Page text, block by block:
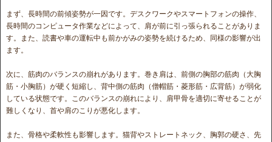
まず、長時間の前傾姿勢が一因です。デスクワークやスマートフォンの操作、
長時間のコンピュータ作業などによって、肩が前に引っ張られることがありま
す。また、読書や車の運転中も前かがみの姿勢を続けるため、同様の影響が出
ます。
次に、筋肉のバランスの崩れがあります。巻き肩は、前側の胸部の筋肉（大胸
筋・小胸筋）が硬く短縮し、背中側の筋肉（僧帽筋・菱形筋・広背筋）が弱化
している状態です。このバランスの崩れにより、肩甲骨を適切に寄せることが
難しくなり、首や肩のこりが悪化します。
また、骨格や柔軟性も影響します。猫背やストレートネック、胸郭の硬さ、先